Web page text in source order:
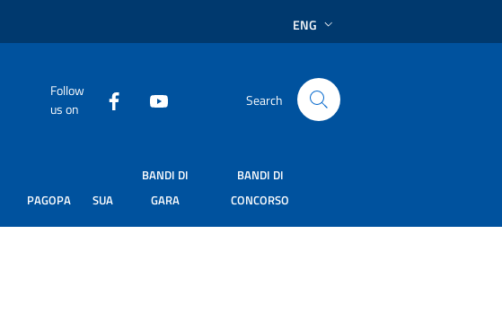
ENG
Follow
us on
Search
PAGOPA SUA
BANDI DI
GARA
BANDI DI
CONCORSO